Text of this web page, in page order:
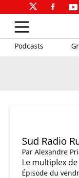
Podcasts
Sud Radio
Par Alexandre
Le multiplex
Épisode du